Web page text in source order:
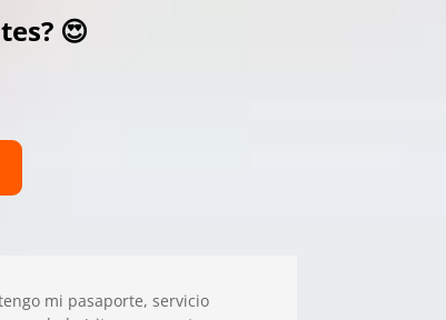
😍
mi pasaporte, servicio